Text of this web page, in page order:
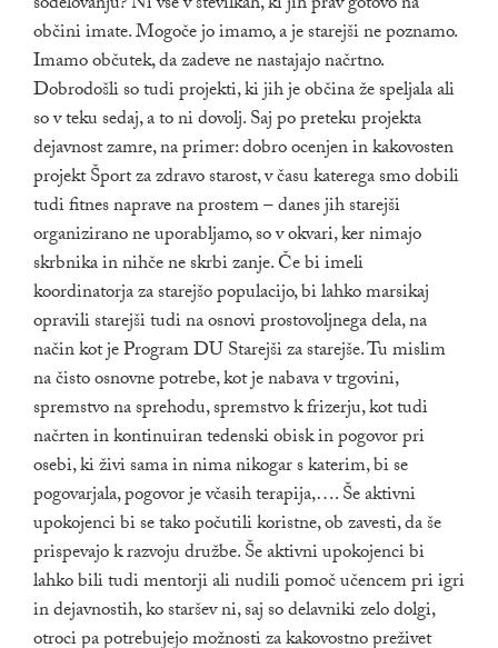
občini imate. Mogoče jo imamo, a je starejši ne poznamo.
Imamo občutek, da zadeve ne nastajajo načrtno.
Dobrodošli so tudi projekti, ki jih je občina že speljala ali
so v teku sedaj, a to ni dovolj. Saj po preteku projekta
dejavnost zamre, na primer: dobro ocenjen in kakovosten
projekt Šport za zdravo starost, v času katerega smo dobili
tudi fitnes naprave na prostem – danes jih starejši
organizirano ne uporabljamo, so v okvari, ker nimajo
skrbnika in nihče ne skrbi zanje. Če bi imeli
koordinatorja za starejšo populacijo, bi lahko marsikaj
opravili starejši tudi na osnovi prostovoljnega dela, na
način kot je Program DU Starejši za starejše. Tu mislim
na čisto osnovne potrebe, kot je nabava v trgovini,
spremstvo na sprehodu, spremstvo k frizerju, kot tudi
načrten in kontinuiran tedenski obisk in pogovor pri
osebi, ki živi sama in nima nikogar s katerim, bi se
pogovarjala, pogovor je včasih terapija,…. Še aktivni
upokojenci bi se tako počutili koristne, ob zavesti, da še
prispevajo k razvoju družbe. Še aktivni upokojenci bi
lahko bili tudi mentorji ali nudili pomoč učencem pri igri
in dejavnostih, ko staršev ni, saj so delavniki zelo dolgi,
otroci pa potrebujejo možnosti za kakovostno preživet